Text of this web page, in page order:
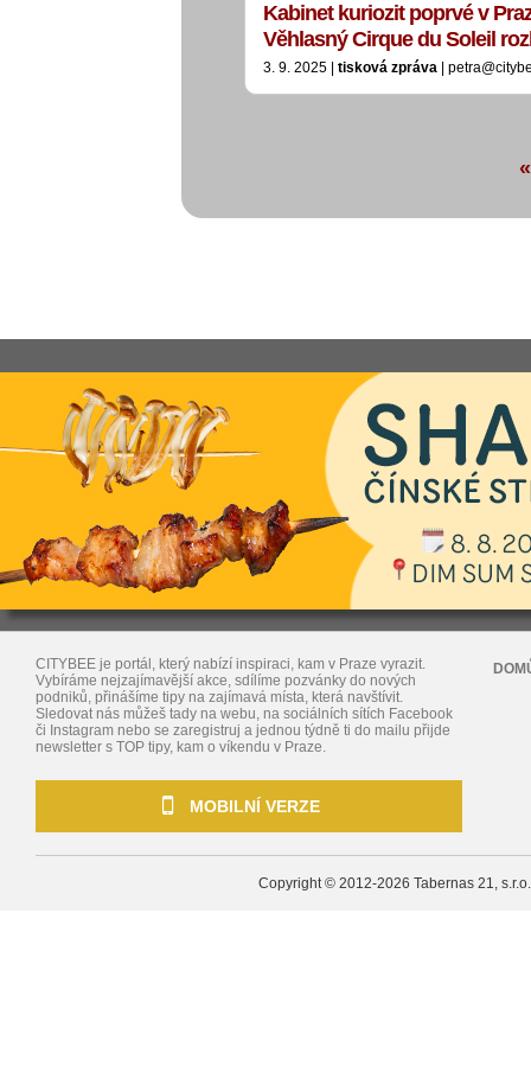
Kabinet kuriozit poprvé v
Věhlasný Cirque du Soleil
3. 9. 2025 | tisková zpráva |
CITYBEE je portál, který nabízí inspiraci, kam v Praze vyrazit.
Vybíráme nejzajímavější akce, sdílíme pozvánky do nových
podniků, přinášíme tipy na zajímavá místa, která navštívit.
Sledovat nás můžeš tady na webu, na sociálních sítích Facebook
či Instagram nebo se zaregistruj a jednou týdně ti do mailu přijde
newsletter s TOP tipy, kam o víkendu v Praze.
MOBILNÍ VERZE
Copyright © 2012-2026 Tabernas 21, s.r.o.